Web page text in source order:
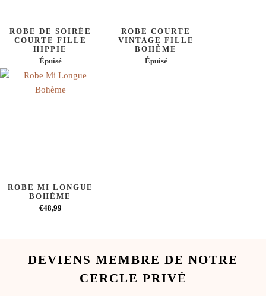
ROBE DE SOIRÉE
COURTE FILLE
HIPPIE
Épuisé
ROBE COURTE
VINTAGE FILLE
BOHÈME
Épuisé
ROBE MI LONGUE
BOHÈME
€48,99
DEVIENS MEMBRE DE NOTRE
CERCLE PRIVÉ